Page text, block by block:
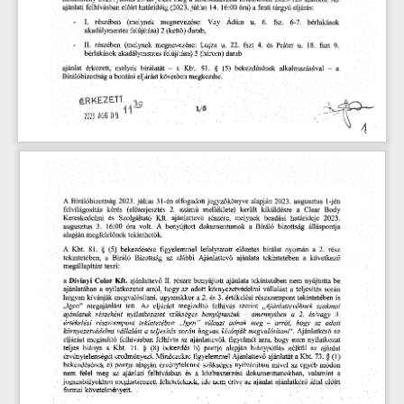
ajánlati felhívásban előírt határidőig (2023. július 14. 16:00 óra) a fenti tárgyú eljárás:
- I. részében (melynek megnevezése: Vay Ádám u. 6. fsz. 6-7.
bérlakások
akadálymentes felújítása) 2 (kettő) darab,
- II. részében (melynek megnevezése: Lujza u. 22. fszt 4. és Práter u. 18. fszt 9.
bérlakások akadálymentes felújítása) 3 (három) darab
ajánlat érkezett, melyek bírálatát - a Kbt. 81. § (5) bekezdésének alkalmazásával -
a
Bírálóbizottság a bontási eljárást követően megkezdte.
ÉRKEZETT
2
2025 AUG 09.
1/5
A Bírálóbizottság 2023. július 31-én elfogadott jegyzőkönyve alapján 2023. augusztus 1-jén
felvilágosítás
kérés (előterjesztés 2. számú melléklete) került kiküldésre a Clear
Body
Kereskedelmi
és Szolgáltató Kft. ajánlattevő részére, melynek beadási határideje
2023.
augusztus
3. 16:00 óra volt. A benyújtott dokumentumok a Bíráló bizottság
álláspontja
alapján megfelelőnek tekinthetők.
A Kbt. 81. § (5) bekezdésére figyelemmel lefolytatott előzetes bírálat nyomán a 2.
rész
tekintetében,
a Bíráló Bizottság az alábbi Ajánlattevő ajánlata tekintetében a
következő
megállapítást teszi:
a Divinyi Color Kft. ajánlattevő II. részre benyújtott ajánlata tekintetében nem nyújtotta be
ajánlatában a nyilatkozatot arról, hogy az adott környezetvédelmi vállalást a teljesítés során
hogyan kívánják megvalósítani, ugyanakkor a 2. és 3. értékelési részszempont tekintetében is
„Igen” megajánlást tett. Az eljárást megindító felhívás szerint Ajánlattevőknek
szakmai
ajánlatuk
részeként nyilatkozatot szükséges benyújtaniuk - amennyiben a 2. és/vagy
3.
értékelési
részszempont tekintetében „Igen” választ adnak meg - arról, hogy az
adott
környezetvédelmi vállalást a teljesítés során hogyan kívánják megvalósítani'. Ajánlatkérő az
eljárást megindító felhívásban felhívta az ajánlattevők figyelmét arra, hogy ezen nyilatkozat
teljes
hiánya a Kbt. 71. § (8) bekezdés b) pontja alapján hiánypótlás nélkül az ajánlat
érvénytelenségét eredményezi. Mindezekre figyelemmel Ajánlattevő ajánlatát a Kbt. 73. § (1)
bekezdésének e) pontja alapján érvénytelenné szükséges nyilvánítani mivel az egyéb módon
nem
felel meg az ajánlati felhívásban és a közbeszerzési dokumentumokban, valamint a
jogszabályokban meghatározott feltételeknek, ide nem értve az ajánlat ajánlatkérő által előírt
formai követelményeit.